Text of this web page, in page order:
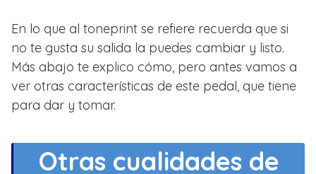
En lo que al toneprint se refiere recuerda que si
no te gusta su salida la puedes cambiar y listo.
Más abajo te explico cómo, pero antes vamos a
ver otras características de este pedal, que tiene
para dar y tomar.
Otras cualidades de